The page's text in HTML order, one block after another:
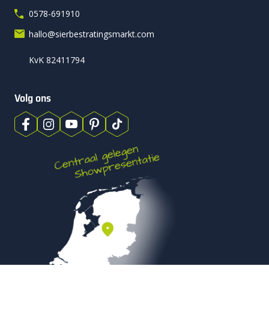
0578-691910
hallo@sierbestratingsmarkt.com
KvK 82411794
Volg ons